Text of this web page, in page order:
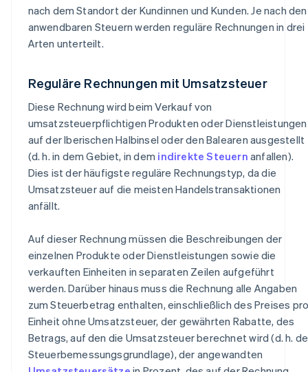
nach dem Standort der Kundinnen und Kunden. Je nach den
anwendbaren Steuern werden reguläre Rechnungen in drei
Arten unterteilt.
Reguläre Rechnungen mit Umsatzsteuer
Diese Rechnung wird beim Verkauf von
umsatzsteuerpflichtigen Produkten oder Dienstleistungen
auf der Iberischen Halbinsel oder den Balearen ausgestellt
(d. h. in dem Gebiet, in dem indirekte Steuern anfallen).
Dies ist der häufigste reguläre Rechnungstyp, da die
Umsatzsteuer auf die meisten Handelstransaktionen
anfällt.
Auf dieser Rechnung müssen die Beschreibungen der
einzelnen Produkte oder Dienstleistungen sowie die
verkauften Einheiten in separaten Zeilen aufgeführt
werden. Darüber hinaus muss die Rechnung alle Angaben
zum Steuerbetrag enthalten, einschließlich des Preises
Einheit ohne Umsatzsteuer, der gewährten Rabatte, des
Betrags, auf den die Umsatzsteuer berechnet wird (d. h.
Steuerbemessungsgrundlage), der angewandten